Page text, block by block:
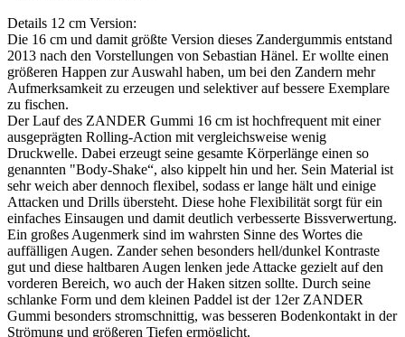
Details 12 cm Version:
Die 16 cm und damit größte Version dieses Zandergummis entstand
2013 nach den Vorstellungen von Sebastian Hänel. Er wollte einen
größeren Happen zur Auswahl haben, um bei den Zandern mehr
Aufmerksamkeit zu erzeugen und selektiver auf bessere Exemplare
zu fischen.
Der Lauf des ZANDER Gummi 16 cm ist hochfrequent mit einer
ausgeprägten Rolling-Action mit vergleichsweise wenig
Druckwelle. Dabei erzeugt seine gesamte Körperlänge einen so
genannten "Body-Shake“, also kippelt hin und her. Sein Material ist
sehr weich aber dennoch flexibel, sodass er lange hält und einige
Attacken und Drills übersteht. Diese hohe Flexibilität sorgt für ein
einfaches Einsaugen und damit deutlich verbesserte Bissverwertung.
Ein großes Augenmerk sind im wahrsten Sinne des Wortes die
auffälligen Augen. Zander sehen besonders hell/dunkel Kontraste
gut und diese haltbaren Augen lenken jede Attacke gezielt auf den
vorderen Bereich, wo auch der Haken sitzen sollte. Durch seine
schlanke Form und dem kleinen Paddel ist der 12er ZANDER
Gummi besonders stromschnittig, was besseren Bodenkontakt in der
Strömung und größeren Tiefen ermöglicht.